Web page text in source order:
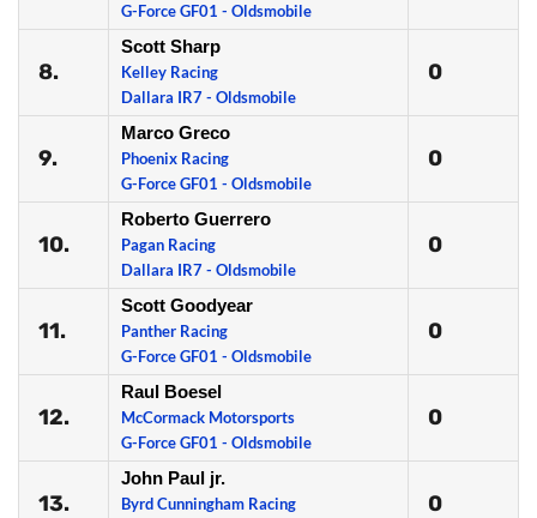
G-Force GF01 - Oldsmobile
8.
Scott Sharp
Kelley Racing
Dallara IR7 - Oldsmobile
0
9.
Marco Greco
Phoenix Racing
G-Force GF01 - Oldsmobile
0
10.
Roberto Guerrero
Pagan Racing
Dallara IR7 - Oldsmobile
0
11.
Scott Goodyear
Panther Racing
G-Force GF01 - Oldsmobile
0
12.
Raul Boesel
McCormack Motorsports
G-Force GF01 - Oldsmobile
0
13.
John Paul jr.
Byrd Cunningham Racing
0